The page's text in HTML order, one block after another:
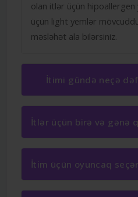
olan itlər üçün
üçün light yemlər
məsləhət ala bilərsiniz.
İtimi gündə neçə
İtlər üçün birə və gənə
İtim üçün oyuncaq